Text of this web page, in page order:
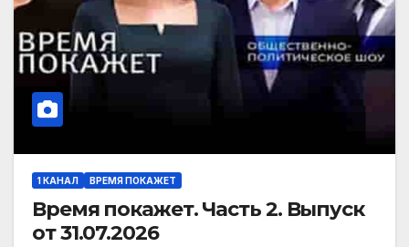
1 КАНАЛ ВРЕМЯ ПОКАЖЕТ
Время покажет. Часть 2. Выпуск
от 31.07.2026